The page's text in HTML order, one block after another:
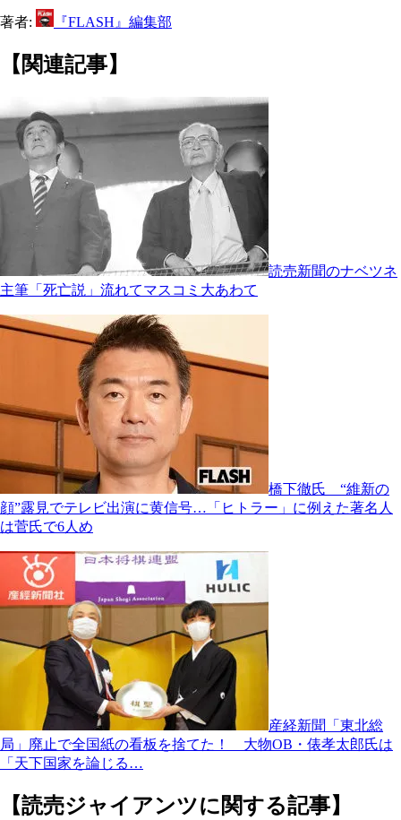
著者: 『FLASH』編集部
【関連記事】
読売新聞のナベツネ
主筆「死亡説」流れてマスコミ大あわて
橋下徹氏 “維新の
顔”露見でテレビ出演に黄信号…「ヒトラー」に例えた著名人
は菅氏で6人め
産経新聞「東北総
局」廃止で全国紙の看板を捨てた！ 大物OB・俵孝太郎氏は
「天下国家を論じる…
【読売ジャイアンツに関する記事】